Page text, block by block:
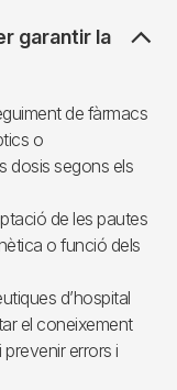
garantir la
de fàrmacs
o
dosis segons els
de les pautes
o funció dels
d’hospital
el coneixement
errors i